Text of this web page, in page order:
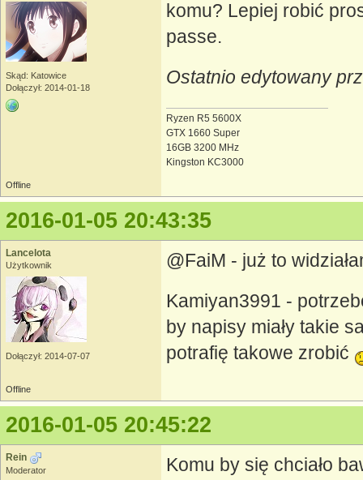
Skąd: Katowice
Dołączył: 2014-01-18
komu? Lepiej robić
passe.
Ostatnio edytowany
Ryzen R5 5600X
GTX 1660 Super
16GB 3200 MHz
Kingston KC3000
Offline
2016-01-05 20:43:35
Lancelota
Użytkownik
Dołączył: 2014-07-07
@FaiM - już to
Kamiyan3991 -
by napisy miały takie
potrafię takowe zrobić
Offline
2016-01-05 20:45:22
Rein
Moderator
Komu by się chciało